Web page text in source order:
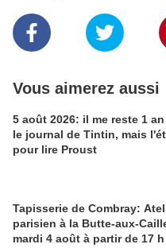
Vous aimerez aussi
5 août 2026: il me reste 1
le journal de Tintin, mais
pour lire Proust
Tapisserie de Combray:
parisien à la Butte-aux-
mardi 4 août à partir de 17 h